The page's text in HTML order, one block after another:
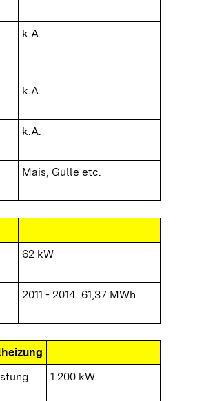
k.A.
k.A.
k.A.
Mais, Gülle etc.
62 kW
2011 - 2014: 61,37 MWh
1.200 kW